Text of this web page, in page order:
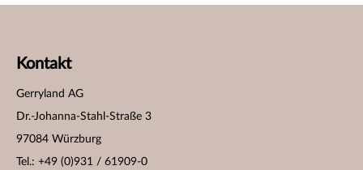
Kontakt
Gerryland AG
Dr.-Johanna-Stahl-Straße 3
97084 Würzburg
Tel.: +49 (0)931 / 61909-0